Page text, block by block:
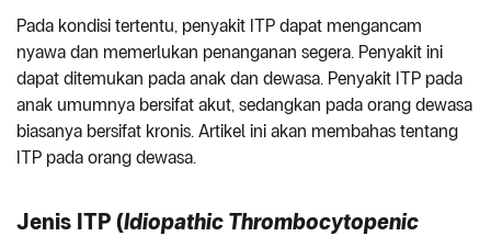
Pada kondisi tertentu, penyakit ITP dapat mengancam
nyawa dan memerlukan penanganan segera. Penyakit ini
dapat ditemukan pada anak dan dewasa. Penyakit ITP pada
anak umumnya bersifat akut, sedangkan pada orang dewasa
biasanya bersifat kronis. Artikel ini akan membahas tentang
ITP pada orang dewasa.
Jenis ITP (Idiopathic Thrombocytopenic